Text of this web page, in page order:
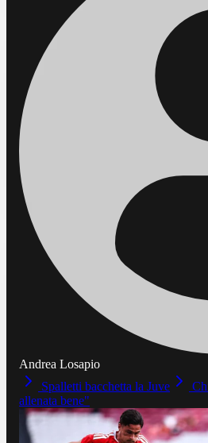
Andrea Losapio
Spalletti bacchetta la Juve
allenata bene"